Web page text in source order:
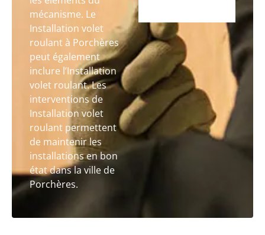
mécanisme. Le
Installation volet
roulant à Porchères
peut également
inclure l’Installation
volet roulant. Les
interventions de
Installation volet
roulant permettent
de maintenir les
installations en bon
état dans la ville de
Porchères.